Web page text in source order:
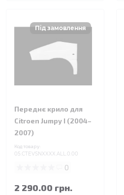
Переднє крило для
Citroen Jumpy I (2004–
2007)
Код товару:
05.CTEVSNXXXX.ALL.0.00
0
2 290.00 грн.